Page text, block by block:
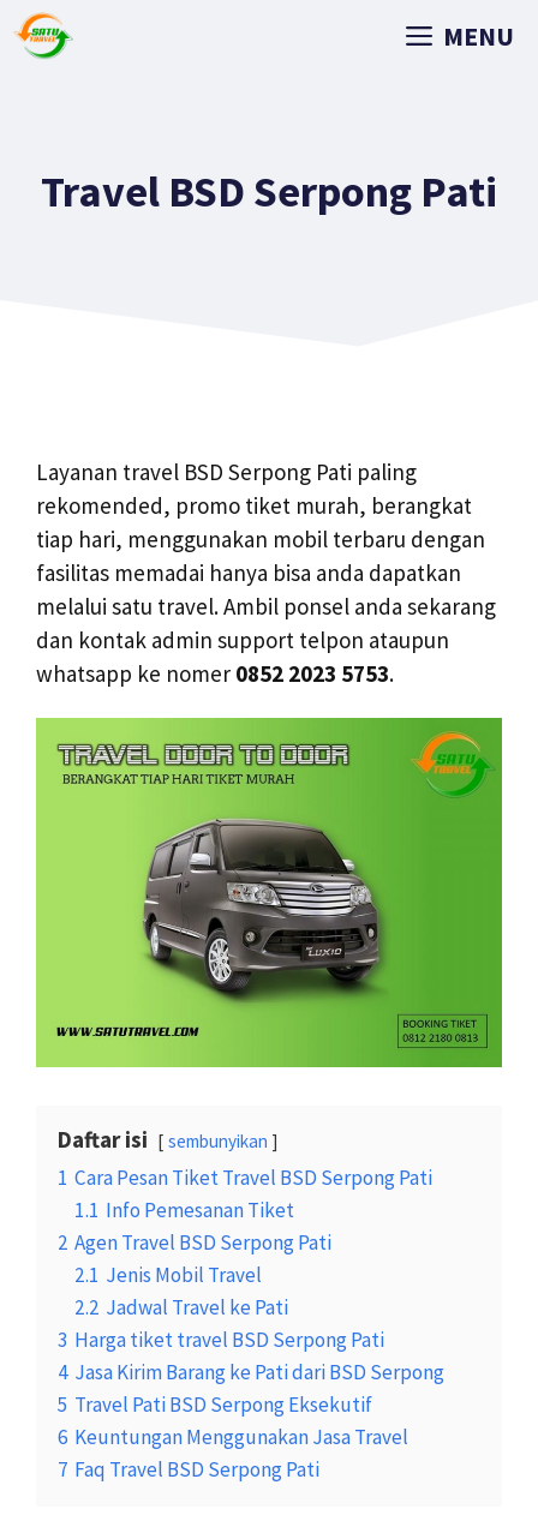
MENU
Travel BSD Serpong Pati
Layanan travel BSD Serpong Pati paling
rekomended, promo tiket murah, berangkat
tiap hari, menggunakan mobil terbaru dengan
fasilitas memadai hanya bisa anda dapatkan
melalui satu travel. Ambil ponsel anda sekarang
dan kontak admin support telpon ataupun
whatsapp ke nomer 0852 2023 5753.
Daftar isi sembunyikan
1 Cara Pesan Tiket Travel BSD Serpong Pati
1.1 Info Pemesanan Tiket
2 Agen Travel BSD Serpong Pati
2.1 Jenis Mobil Travel
2.2 Jadwal Travel ke Pati
3 Harga tiket travel BSD Serpong Pati
4 Jasa Kirim Barang ke Pati dari BSD Serpong
5 Travel Pati BSD Serpong Eksekutif
6 Keuntungan Menggunakan Jasa Travel
7 Faq Travel BSD Serpong Pati